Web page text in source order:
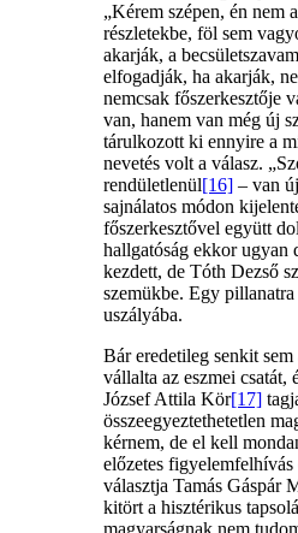
„Kérem szépen, én nem
részletekbe, föl sem
akarják, a
elfogadják, ha akarják,
nemcsak főszerkesztője
van, hanem van még új
tárulkozott ki ennyire a
nevetés volt a válasz.
rendületlenül[16] – van
sajnálatos módon
főszerkesztővel együtt
hallgatóság ekkor ugyan
kezdett, de Tóth Dezső
szemükbe. Egy
uszályába.
Bár eredetileg senkit
vállalta az eszmei csatát,
József Attila Kör[17]
összeegyeztethetetlen
kérnem, de el kell
előzetes figyelemfelhívás
választja Tamás Gáspár
kitört a hisztérikus
magyarságnak nem